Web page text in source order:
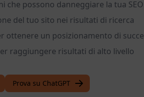
che possono danneggiare la tua SEO
del tuo sito nei risultati di ricerca
ottenere un posizionamento di
raggiungere risultati di alto livello
Prova su ChatGPT